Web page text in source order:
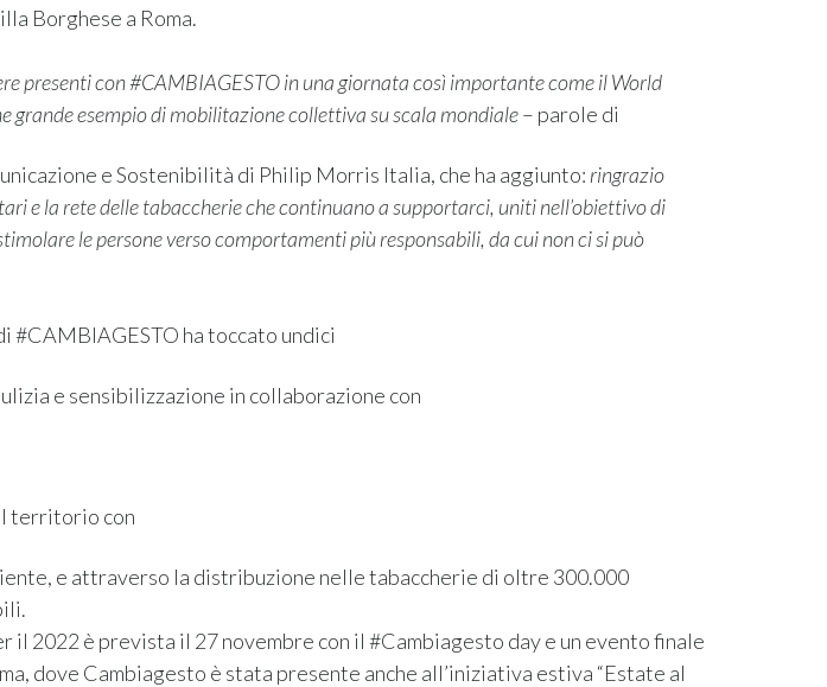
Borghese a Roma.
presenti con #CAMBIAGESTO in una giornata così importante come il World
grande esempio di mobilitazione collettiva su scala mondiale– parole di
e Sostenibilità di Philip Morris Italia, che ha aggiunto: ringrazio
e la rete delle tabaccherie che continuano a supportarci, uniti nell’obiettivo di
le persone verso comportamenti più responsabili, da cui non ci si può
#CAMBIAGESTO ha toccato undici
e sensibilizzazione in collaborazione con
territorio con
e attraverso la distribuzione nelle tabaccherie di oltre 300.000
il 2022 è prevista il 27 novembre con il #Cambiagesto day e un evento finale
dove Cambiagesto è stata presente anche all’iniziativa estiva “Estate al